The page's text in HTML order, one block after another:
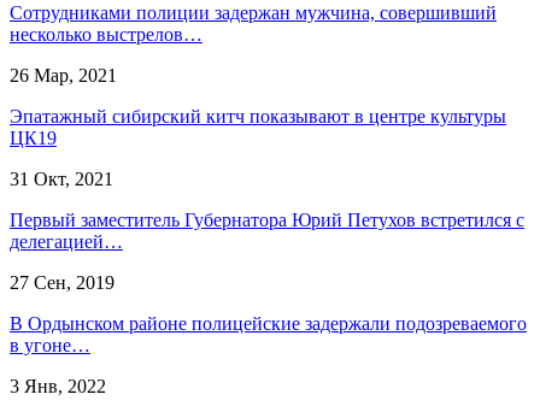
Сотрудниками полиции задержан мужчина, совершивший
несколько выстрелов…
26 Мар, 2021
Эпатажный сибирский китч показывают в центре культуры
ЦК19
31 Окт, 2021
Первый заместитель Губернатора Юрий Петухов встретился с
делегацией…
27 Сен, 2019
В Ордынском районе полицейские задержали подозреваемого
в угоне…
3 Янв, 2022